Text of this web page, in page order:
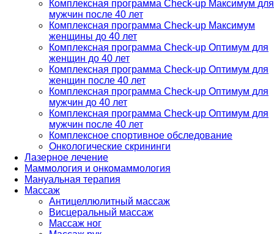
Комплексная программа Check-up Максимум для
мужчин после 40 лет
Комплексная программа Check-up Максимум
женщины до 40 лет
Комплексная программа Check-up Оптимум для
женщин до 40 лет
Комплексная программа Check-up Оптимум для
женщин после 40 лет
Комплексная программа Check-up Оптимум для
мужчин до 40 лет
Комплексная программа Check-up Оптимум для
мужчин после 40 лет
Комплексное спортивное обследование
Онкологические скрининги
Лазерное лечение
Маммология и онкомаммология
Мануальная терапия
Массаж
Антицеллюлитный массаж
Висцеральный массаж
Массаж ног